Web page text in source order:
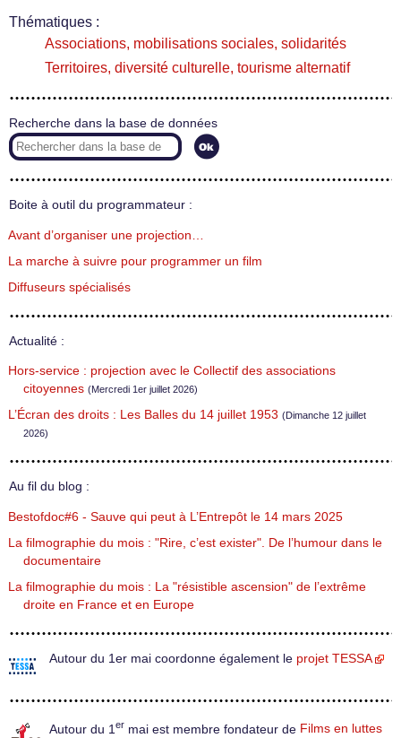
Thématiques :
Associations, mobilisations sociales, solidarités
Territoires, diversité culturelle, tourisme alternatif
Recherche dans la base de données
Boite à outil du programmateur :
Avant d’organiser une projection…
La marche à suivre pour programmer un film
Diffuseurs spécialisés
Actualité :
Hors-service : projection avec le Collectif des associations
citoyennes (Mercredi 1er juillet 2026)
L’Écran des droits : Les Balles du 14 juillet 1953 (Dimanche 12 juillet
2026)
Au fil du blog :
Bestofdoc#6 - Sauve qui peut à L’Entrepôt le 14 mars 2025
La filmographie du mois : "Rire, c’est exister". De l’humour dans le
documentaire
La filmographie du mois : La "résistible ascension" de l’extrême
droite en France et en Europe
Autour du 1er mai coordonne également le projet TESSA
Autour du 1 er mai est membre fondateur de Films en luttes